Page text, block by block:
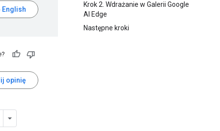
Krok 2. Wdrażanie w Galerii Google
AI Edge
Następne kroki
opinię